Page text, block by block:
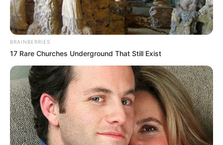
Tibor politikai elemző arról írt, milyen
következményei lehetnek annak, ha Orbán Viktor
volt miniszterelnök őrizetbe vételének kérdése
szerint a kiindulópont világos: „A törvény előtt
mindenki egyenlő”. Ezt később így pontosította: „A
törvény előtt mindenki egyenlő kell, hogy legyen,
így Orbán Viktort is felelősségre kell vonni, ha
vétett a törvények ellen.” Ugyanakkor
BRAINBERRIES
17 Rare Churches Underground That Still Exist